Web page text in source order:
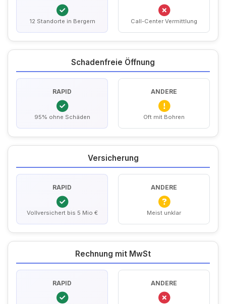
12 Standorte in Bergern Call-Center Vermittlung
Schadenfreie Öffnung
RAPID
95% ohne Schäden
ANDERE
Oft mit Bohren
Versicherung
RAPID
Vollversichert bis 5 Mio €
ANDERE
Meist unklar
Rechnung mit MwSt
RAPID ANDERE